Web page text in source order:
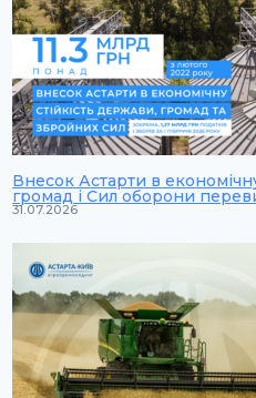
Внесок Астарти в
громад і Сил оборони
31.07.2026